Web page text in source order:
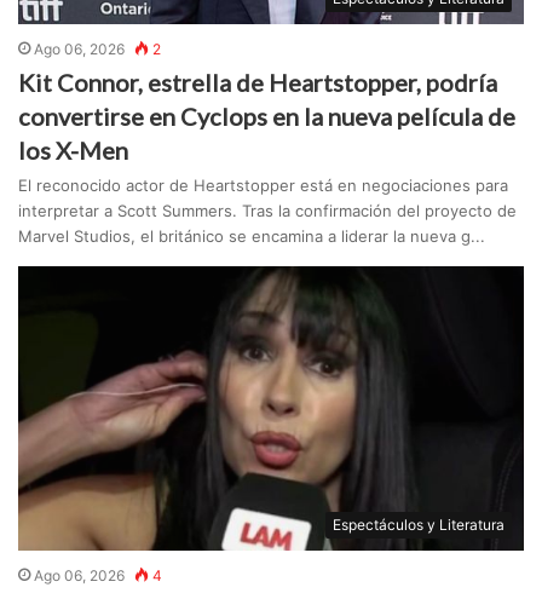
Ago 06, 2026 2
Kit Connor, estrella de Heartstopper, podría
convertirse en Cyclops en la nueva película de
los X-Men
El reconocido actor de Heartstopper está en negociaciones para
interpretar a Scott Summers. Tras la confirmación del proyecto de
Marvel Studios, el británico se encamina a liderar la nueva g...
Espectáculos y Literatura
Ago 06, 2026 4